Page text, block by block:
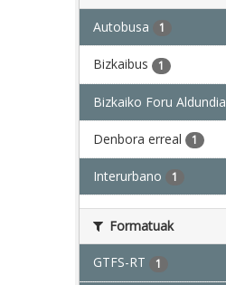
Autobusa 1
Bizkaibus 1
Bizkaiko Foru Aldundia
Denbora erreal 1
Interurbano 1
Formatuak
GTFS-RT 1